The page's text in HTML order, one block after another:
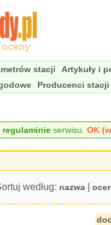
stacji Artykuły i
Producenci
regulaminieserwisu. OK
według: nazwa|